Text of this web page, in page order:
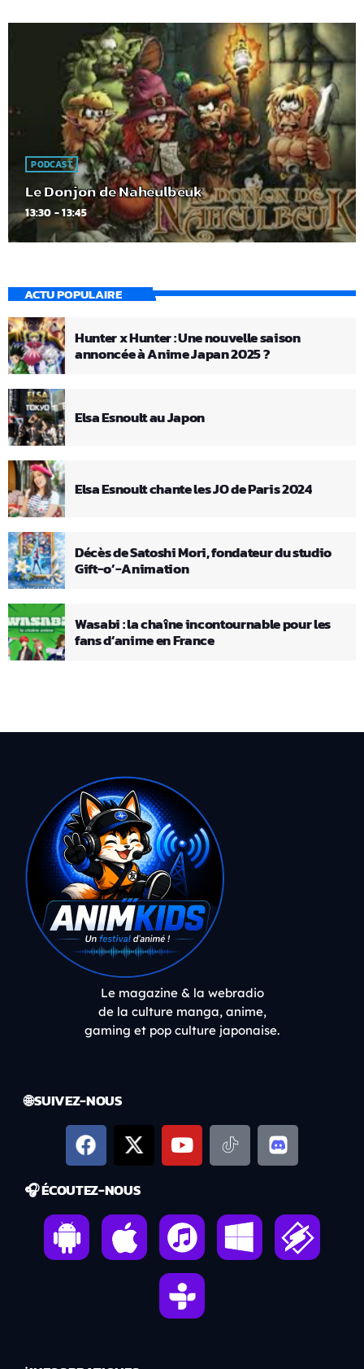
PODCAST
Le Donjon de Naheulbeuk
13:30 - 13:45
ACTU POPULAIRE
Hunter x Hunter : Une nouvelle saison
annoncée à Anime Japan 2025 ?
Elsa Esnoult au Japon
Elsa Esnoult chante les JO de Paris 2024
Décès de Satoshi Mori, fondateur du studio
Gift-o’-Animation
Wasabi : la chaîne incontournable pour les
fans d’anime en France
Le magazine & la webradio
de la culture manga, anime,
gaming et pop culture japonaise.
🌐 SUIVEZ-NOUS
🎧 ÉCOUTEZ-NOUS